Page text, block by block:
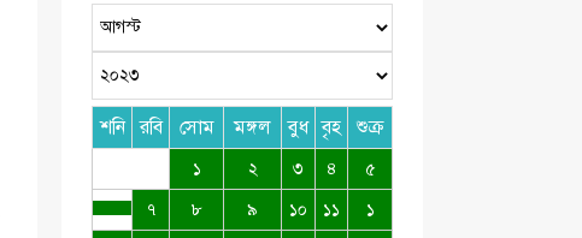
শনি রবি সোম মঙ্গল বুধ বৃহ শুক্র
১ ২ ৩ ৪
৫
৭
৮ ৯ ১০ ১১
১